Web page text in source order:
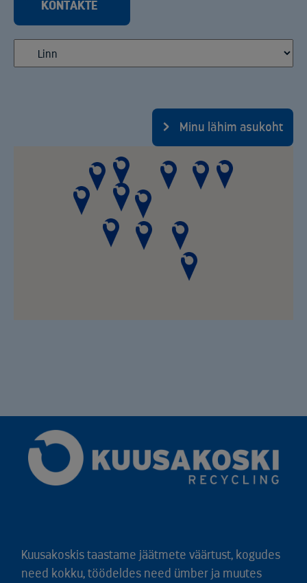
KONTAKTE
Minu lähim asukoht
Kuusakoskis taastame jäätmete väärtust, kogudes
need kokku, töödeldes need ümber ja muutes